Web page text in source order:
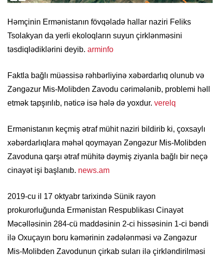
Həmçinin Ermənistanın fövqəladə hallar naziri Feliks
Tsolakyan da yerli ekoloqların suyun çirklənməsini
təsdiqlədiklərini deyib. arminfo
Faktla bağlı müəssisə rəhbərliyinə xəbərdarlıq olunub və
Zəngəzur Mis-Molibden Zavodu cərimələnib, problemi həll
etmək tapşırılıb, nəticə isə hələ də yoxdur. verelq
Ermənistanın keçmiş ətraf mühit naziri bildirib ki, çoxsaylı
xəbərdarlıqlara məhəl qoymayan Zəngəzur Mis-Molibden
Zavoduna qarşı ətraf mühitə dəymiş ziyanla bağlı bir neçə
cinayət işi başlanıb. news.am
2019-cu il 17 oktyabr tarixində Sünik rayon
prokurorluğunda Ermənistan Respublikası Cinayət
Məcəlləsinin 284-cü maddəsinin 2-ci hissəsinin 1-ci bəndi
ilə Oxuçayın boru kəmərinin zədələnməsi və Zəngəzur
Mis-Molibden Zavodunun çirkab suları ilə çirkləndirilməsi